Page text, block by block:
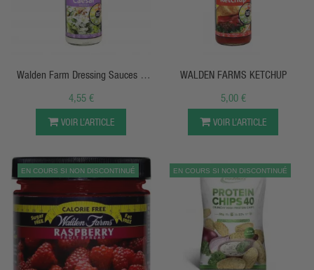
APERÇU RAPIDE
Walden Farm Dressing Sauces À
Salades
4,55 €
VOIR L’ARTICLE
APERÇU RAPIDE
WALDEN FARMS KETCHUP
5,00 €
VOIR L’ARTICLE
EN COURS SI NON DISCONTINUÉ EN COURS SI NON DISCONTINUÉ